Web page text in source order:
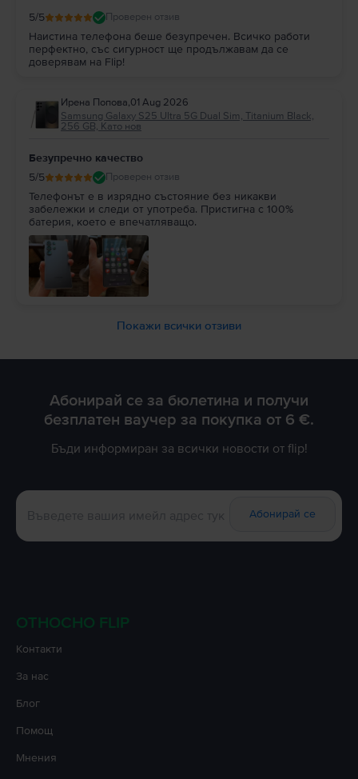
5/5 Проверен отзив
Наистина телефона беше безупречен. Всичко работи
перфектно, със сигурност ще продължавам да се
доверявам на Flip!
Ирена Попова,01 Aug 2026
Samsung Galaxy S25 Ultra 5G Dual Sim, Titanium Black,
256 GB, Като нов
Безупречно качество
5/5 Проверен отзив
Телефонът е в изрядно състояние без никакви
забележки и следи от употреба. Пристигна с 100%
батерия, което е впечатляващо.
Покажи всички отзиви
Абонирай се за бюлетина и получи
безплатен ваучер за покупка от 6 €.
Бъди информиран за всички новости от flip!
Абонирай се
ОТНОСНО FLIP
Контакти
За нас
Блог
Помощ
Мнения